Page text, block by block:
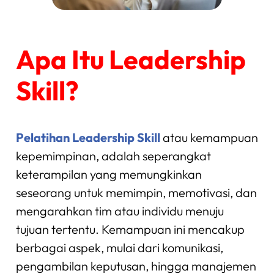
Apa Itu Leadership
Skill?
Pelatihan Leadership Skillatau kemampuan
kepemimpinan, adalah seperangkat
keterampilan yang memungkinkan
seseorang untuk memimpin, memotivasi, dan
mengarahkan tim atau individu menuju
tujuan tertentu. Kemampuan ini mencakup
berbagai aspek, mulai dari komunikasi,
pengambilan keputusan, hingga manajemen